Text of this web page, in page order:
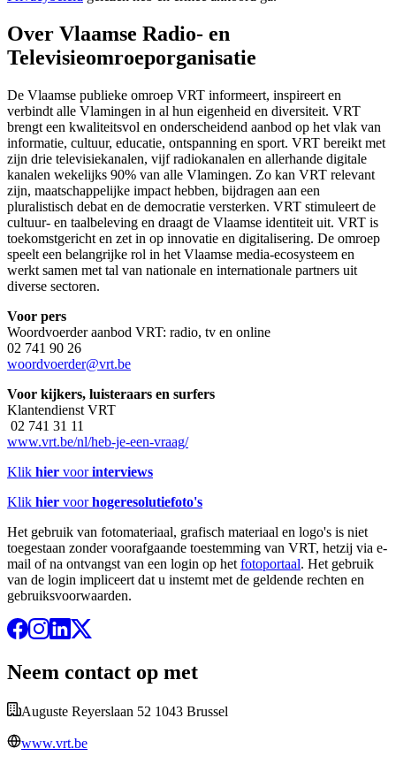
Over Vlaamse Radio- en
Televisieomroeporganisatie
De Vlaamse publieke omroep VRT informeert, inspireert en
verbindt alle Vlamingen in al hun eigenheid en diversiteit. VRT
brengt een kwaliteitsvol en onderscheidend aanbod op het vlak van
informatie, cultuur, educatie, ontspanning en sport. VRT bereikt met
zijn drie televisiekanalen, vijf radiokanalen en allerhande digitale
kanalen wekelijks 90% van alle Vlamingen. Zo kan VRT relevant
zijn, maatschappelijke impact hebben, bijdragen aan een
pluralistisch debat en de democratie versterken. VRT stimuleert de
cultuur- en taalbeleving en draagt de Vlaamse identiteit uit. VRT is
toekomstgericht en zet in op innovatie en digitalisering. De omroep
speelt een belangrijke rol in het Vlaamse media-ecosysteem en
werkt samen met tal van nationale en internationale partners uit
diverse sectoren.
Voor pers
Woordvoerder aanbod VRT: radio, tv en online
02 741 90 26
woordvoerder@vrt.be
Voor kijkers, luisteraars en surfers
Klantendienst VRT
02 741 31 11
www.vrt.be/nl/heb-je-een-vraag/
Klik hier voorinterviews
Klik hier voorhogeresolutiefoto's
Het gebruik van fotomateriaal, grafisch materiaal en logo's is niet
toegestaan zonder voorafgaande toestemming van VRT, hetzij via e-
mail of na ontvangst van een login op het fotoportaal. Het gebruik
van de login impliceert dat u instemt met de geldende rechten en
gebruiksvoorwaarden.
Neem contact op met
Auguste Reyerslaan 52 1043 Brussel
www.vrt.be